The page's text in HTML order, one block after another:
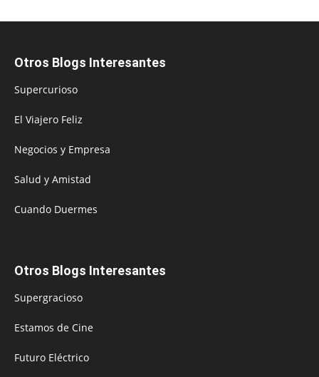
Otros Blogs Interesantes
Supercurioso
El Viajero Feliz
Negocios y Empresa
Salud y Amistad
Cuando Duermes
Otros Blogs Interesantes
Supergracioso
Estamos de Cine
Futuro Eléctrico